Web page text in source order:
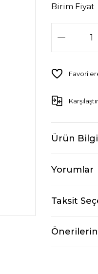
Birim Fiyat
Karşılaştır
Ürün
Yorumlar
Taksit